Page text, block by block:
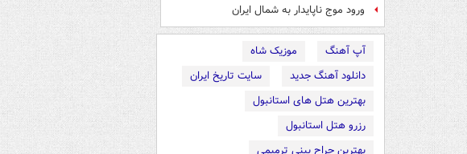
ورود موج ناپایدار به شمال ایران
آپ آهنگ
موزیک شاه
دانلود آهنگ جدید
سایت تاریخ ایران
بهترین هتل های استانبول
رزرو هتل استانبول